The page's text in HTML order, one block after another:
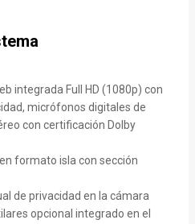
integrada Full HD (1080p) con
micrófonos digitales de
con certificación Dolby
formato isla con sección
de privacidad en la cámara
opcional integrado en el